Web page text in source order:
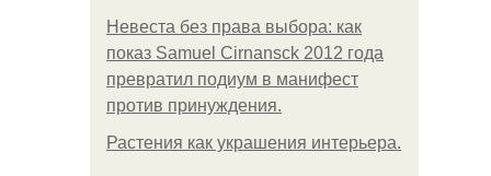
Невеста без права выбора: как
показ Samuel Cirnansck 2012 года
превратил подиум в манифест
против принуждения.
Растения как украшения интерьера.